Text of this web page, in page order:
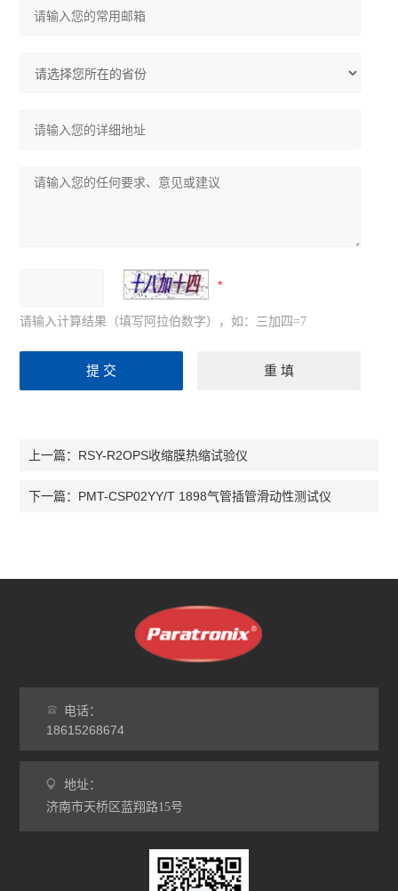
请输入计算结果（填写阿拉伯数字），如：三加四=7
上一篇： RSY-R2OPS收缩膜热缩试验仪
下一篇： PMT-CSP02YY/T 1898气管插管滑动性测试仪
电话：
18615268674
地址：
济南市天桥区蓝翔路15号